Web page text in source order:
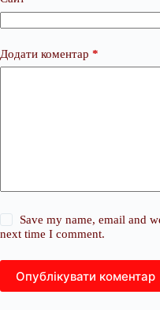
Додати коментар *
Save my name, email and
next time I comment.
Опублікувати коментар